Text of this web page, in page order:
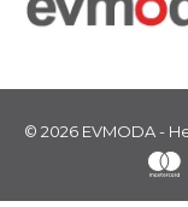
© 2026 EVMODA -